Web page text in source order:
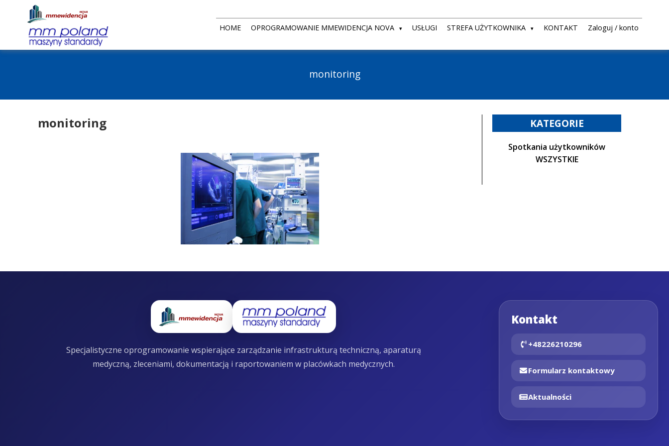
HOME OPROGRAMOWANIE MMEWIDENCJA NOVA USŁUGI STREFA UŻYTKOWNIKA KONTAKT Zaloguj / konto
monitoring
monitoring KATEGORIE
Spotkania użytkowników
WSZYSTKIE
Specjalistyczne oprogramowanie wspierające zarządzanie infrastrukturą techniczną, aparaturą
medyczną, zleceniami, dokumentacją i raportowaniem w placówkach medycznych.
Kontakt
+48226210296
Formularz kontaktowy
Aktualności